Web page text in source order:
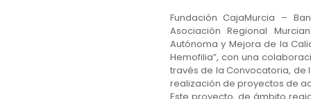
Fundación CajaMurcia –
Asociación Regional
Autónoma y Mejora de la
Hemofilia”, con una
través de la Convocatoria, de
realización de proyectos de